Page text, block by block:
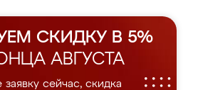
СКИДКУ В 5%
АВГУСТА
заявку сейчас, скидка